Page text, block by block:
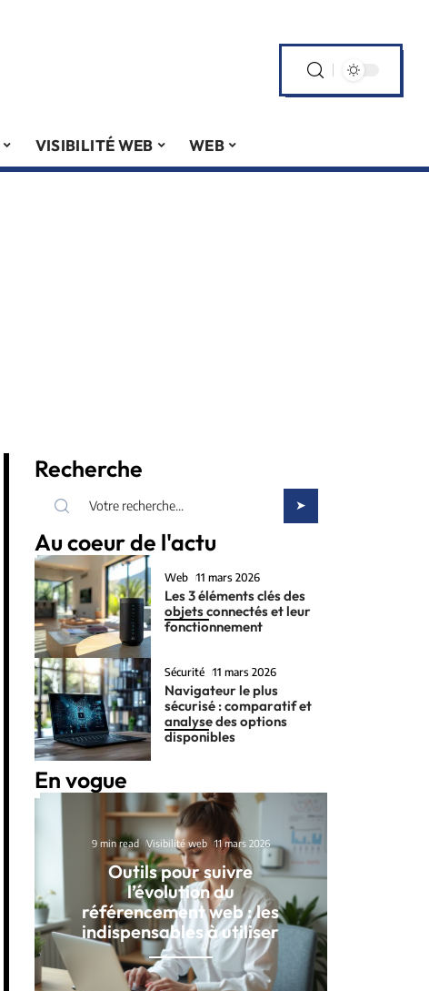
VISIBILITÉ WEB WEB
Recherche
Au coeur de l'actu
Web 11 mars 2026
Les 3 éléments clés des
objets connectés et leur
fonctionnement
Sécurité 11 mars 2026
Navigateur le plus
sécurisé : comparatif et
analyse des options
disponibles
En vogue
9 min read Visibilité web 11 mars 2026
Outils pour suivre
l’évolution du
référencement web : les
indispensables à utiliser